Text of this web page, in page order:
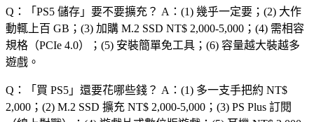
Q：「 PS5 儲存 」要不要擴充？ A：(1) 幾乎一定要；(2) 大作
動輒上百 GB；(3) 加購 M.2 SSD NT$ 2,000-5,000；(4) 需相容
規格（PCIe 4.0）；(5) 安裝簡單免工具；(6) 容量越大裝越多
遊戲。
Q：「 買 PS5 」還要花哪些錢？ A：(1) 多一支手把約 NT$
2,000；(2) M.2 SSD 擴充 NT$ 2,000-5,000；(3) PS Plus 訂閱